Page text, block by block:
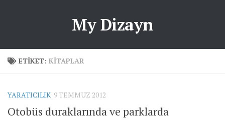
My Dizayn
ETIKET: KITAPLAR
YARATICILIK 9 TEMMUZ 2012
Otobüs duraklarında ve parklarda